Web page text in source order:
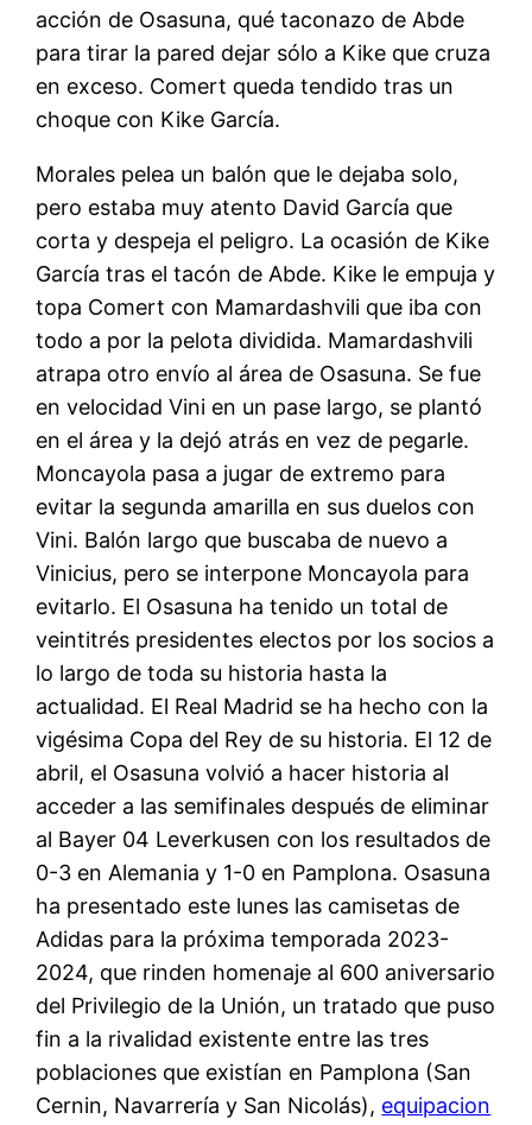
acción de Osasuna, qué taconazo de Abde
para tirar la pared dejar sólo a Kike que cruza
en exceso. Comert queda tendido tras un
choque con Kike García.
Morales pelea un balón que le dejaba solo,
pero estaba muy atento David García que
corta y despeja el peligro. La ocasión de Kike
García tras el tacón de Abde. Kike le empuja y
topa Comert con Mamardashvili que iba con
todo a por la pelota dividida. Mamardashvili
atrapa otro envío al área de Osasuna. Se fue
en velocidad Vini en un pase largo, se plantó
en el área y la dejó atrás en vez de pegarle.
Moncayola pasa a jugar de extremo para
evitar la segunda amarilla en sus duelos con
Vini. Balón largo que buscaba de nuevo a
Vinicius, pero se interpone Moncayola para
evitarlo. El Osasuna ha tenido un total de
veintitrés presidentes electos por los socios a
lo largo de toda su historia hasta la
actualidad. El Real Madrid se ha hecho con la
vigésima Copa del Rey de su historia. El 12 de
abril, el Osasuna volvió a hacer historia al
acceder a las semifinales después de eliminar
al Bayer 04 Leverkusen con los resultados de
0-3 en Alemania y 1-0 en Pamplona. Osasuna
ha presentado este lunes las camisetas de
Adidas para la próxima temporada 2023-
2024, que rinden homenaje al 600 aniversario
del Privilegio de la Unión, un tratado que puso
fin a la rivalidad existente entre las tres
poblaciones que existían en Pamplona (San
Cernin, Navarrería y San Nicolás), equipacion